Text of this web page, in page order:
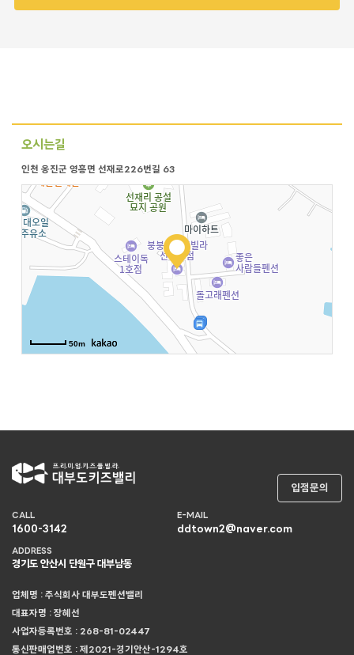
오시는길
인천 옹진군 영흥면 선재로226번길 63
50m
CALL
1600-3142
ADDRESS
경기도 안산시 단원구 대부남동
E-MAIL
ddtown2@naver.com
업체명 : 주식회사 대부도펜션밸리
대표자명 : 장혜선
사업자등록번호 : 268-81-02447
통신판매업번호 : 제2021-경기안산-1294호
입점문의